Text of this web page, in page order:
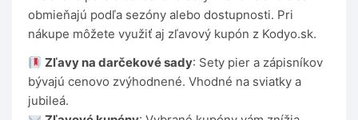
obmieňajú podľa sezóny alebo dostupnosti. Pri
nákupe môžete využiť aj zľavový kupón z Kodyo.sk.
Zľavy na darčekové sady: Sety pier a zápisníkov
bývajú cenovo zvýhodnené. Vhodné na sviatky a
jubileá.